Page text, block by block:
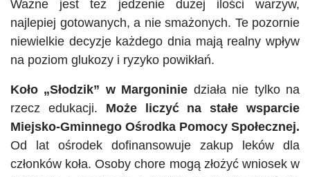
Ważne jest też jedzenie dużej ilości warzyw,
najlepiej gotowanych, a nie smażonych. Te pozornie
niewielkie decyzje każdego dnia mają realny wpływ
na poziom glukozy i ryzyko powikłań.
Koło „Słodzik” w Margoninie działa nie tylko na
rzecz edukacji. Może liczyć na stałe wsparcie
Miejsko-Gminnego Ośrodka Pomocy Społecznej.
Od lat ośrodek dofinansowuje zakup leków dla
członków koła. Osoby chore mogą złożyć wniosek w